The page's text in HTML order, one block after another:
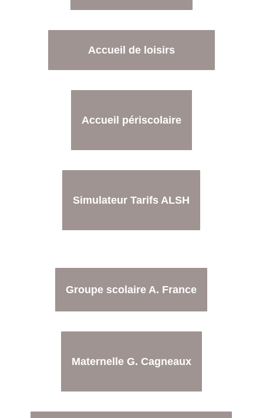
Accueil de loisirs
Accueil périscolaire
Simulateur Tarifs ALSH
Groupe scolaire A. France
Maternelle G. Cagneaux